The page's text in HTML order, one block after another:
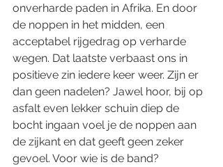
onverharde paden in Afrika. En door
de noppen in het midden, een
acceptabel rijgedrag op verharde
wegen. Dat laatste verbaast ons in
positieve zin iedere keer weer. Zijn er
dan geen nadelen? Jawel hoor, bij op
asfalt even lekker schuin diep de
bocht ingaan voel je de noppen aan
de zijkant en dat geeft geen zeker
gevoel. Voor wie is de band?